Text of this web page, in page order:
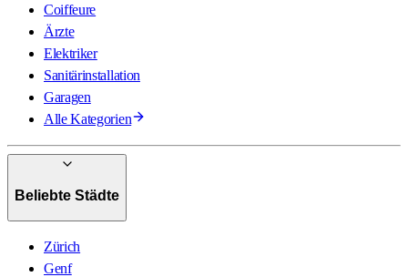
Coiffeure
Ärzte
Elektriker
Sanitärinstallation
Garagen
Alle Kategorien
Beliebte Städte
Zürich
Genf